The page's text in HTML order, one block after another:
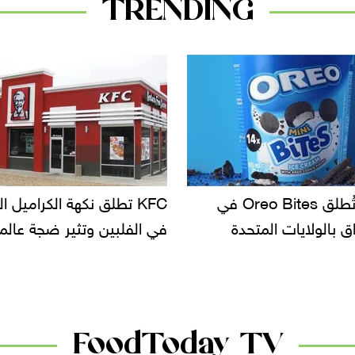
TRENDING
KFC تطلق نكهة الكراميل المملح
وتثير ضجة عالمية
دعوات للتحقيق في أسباب
سحب بعض ألبان
FoodToday TV